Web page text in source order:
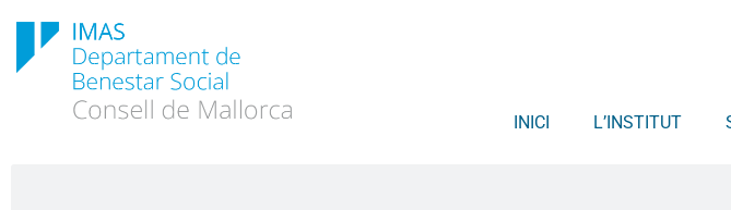
INICI L’INSTITUT